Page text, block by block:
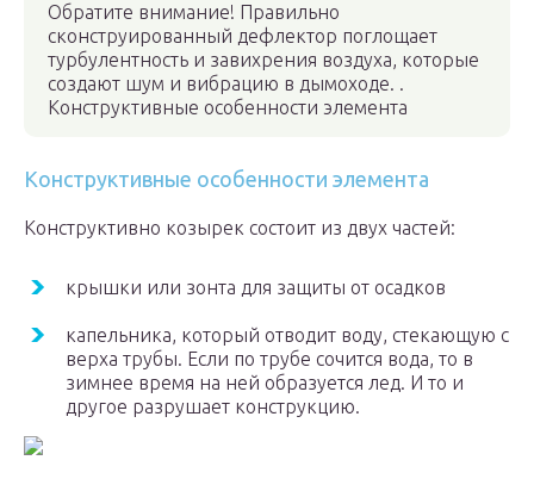
Обратите внимание! Правильно
сконструированный дефлектор поглощает
турбулентность и завихрения воздуха, которые
создают шум и вибрацию в дымоходе. .
Конструктивные особенности элемента
Конструктивные особенности элемента
Конструктивно козырек состоит из двух частей:
крышки или зонта для защиты от осадков
капельника, который отводит воду, стекающую с
верха трубы. Если по трубе сочится вода, то в
зимнее время на ней образуется лед. И то и
другое разрушает конструкцию.